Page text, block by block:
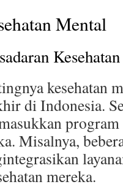
Mental
kesehatan
di Indonesia.
program
Misalnya,
mereka.